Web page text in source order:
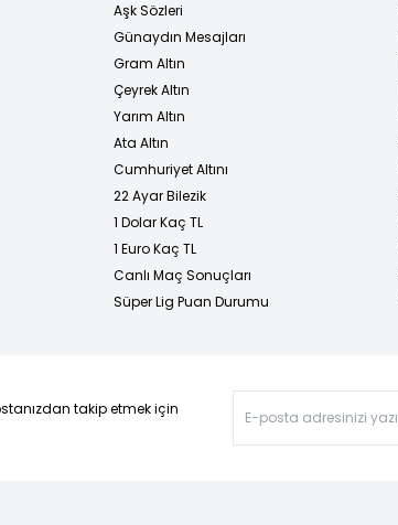
Aşk Sözleri
Günaydın Mesajları
Gram Altın
Çeyrek Altın
Yarım Altın
Ata Altın
Cumhuriyet Altını
22 Ayar Bilezik
1 Dolar Kaç TL
1 Euro Kaç TL
Canlı Maç Sonuçları
Süper Lig Puan Durumu
takip etmek için